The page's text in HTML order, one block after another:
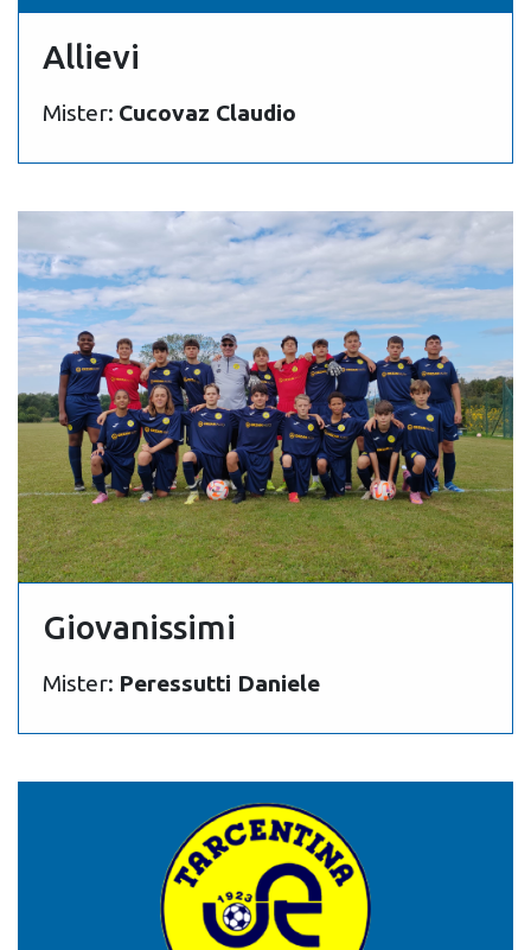
Allievi
Mister: Cucovaz Claudio
Giovanissimi
Mister: Peressutti Daniele